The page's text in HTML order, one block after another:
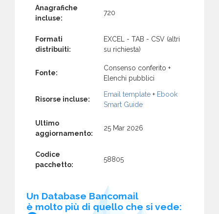
Anagrafiche
incluse:
720
Formati
distribuiti:
EXCEL - TAB - CSV (altri
su richiesta)
Fonte:
Consenso conferito +
Elenchi pubblici
Risorse incluse:
Email template + Ebook
Smart Guide
Ultimo
aggiornamento:
25 Mar 2026
Codice
pacchetto:
58805
Un Database Bancomail
è molto più di quello che si vede: